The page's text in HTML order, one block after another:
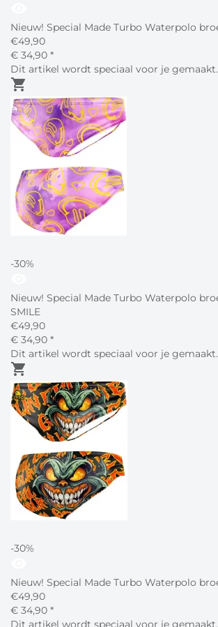
Nieuw! Special Made Turbo Waterpolo
€49,90
€ 34,90 *
Dit artikel wordt speciaal voor je gemaakt.
shopping_cart
-30%
Nieuw! Special Made Turbo Waterpolo
SMILE
€49,90
€ 34,90 *
Dit artikel wordt speciaal voor je gemaakt.
shopping_cart
-30%
Nieuw! Special Made Turbo Waterpolo
€49,90
€ 34,90 *
Dit artikel wordt speciaal voor je gemaakt.